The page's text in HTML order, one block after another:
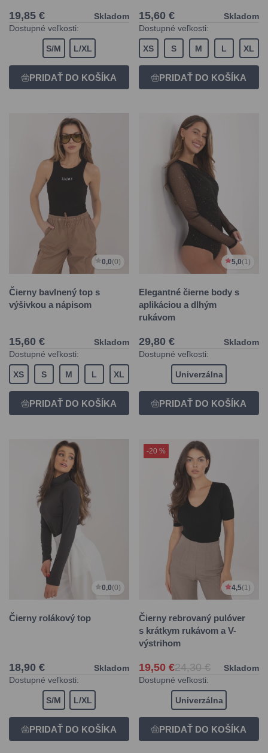
19,85 €
Skladom
Dostupné veľkosti:
S/M L/XL
15,60 €
Skladom
Dostupné veľkosti:
XS S M L XL
0,0(0)
Čierny bavlnený top s
výšivkou a nápisom
15,60 €
Skladom
Dostupné veľkosti:
XS S M L XL
5,0(1)
Elegantné čierne body s
aplikáciou a dlhým
rukávom
29,80 €
Skladom
Dostupné veľkosti:
Univerzálna
0,0(0)
Čierny rolákový top
18,90 €
Skladom
Dostupné veľkosti:
S/M L/XL
-20 %
4,5(1)
Čierny rebrovaný pulóver
s krátkym rukávom a V-
výstrihom
19,50 €24,30 €
Skladom
Dostupné veľkosti:
Univerzálna